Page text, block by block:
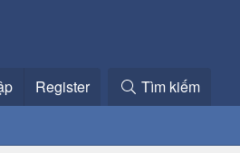
Register Tìm kiếm